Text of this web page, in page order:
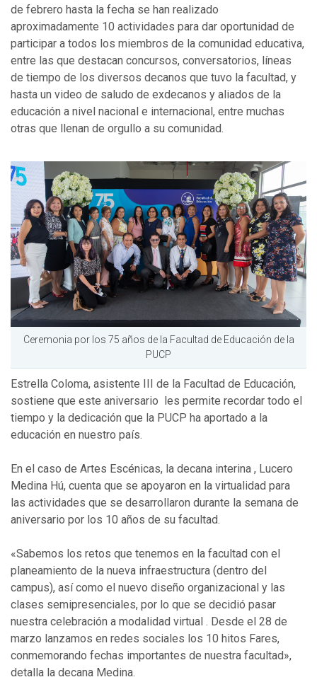
de febrero hasta la fecha se han realizado
aproximadamente 10 actividades para dar oportunidad de
participar a todos los miembros de la comunidad educativa,
entre las que destacan concursos, conversatorios, líneas
de tiempo de los diversos decanos que tuvo la facultad, y
hasta un video de saludo de exdecanos y aliados de la
educación a nivel nacional e internacional, entre muchas
otras que llenan de orgullo a su comunidad.
Ceremonia por los 75 años de la Facultad de Educación de la
PUCP
Estrella Coloma, asistente III de la Facultad de Educación,
sostiene que este aniversario les permite recordar todo el
tiempo y la dedicación que la PUCP ha aportado a la
educación en nuestro país.
En el caso de Artes Escénicas, la decana interina , Lucero
Medina Hú, cuenta que se apoyaron en la virtualidad para
las actividades que se desarrollaron durante la semana de
aniversario por los 10 años de su facultad.
«Sabemos los retos que tenemos en la facultad con el
planeamiento de la nueva infraestructura (dentro del
campus), así como el nuevo diseño organizacional y las
clases semipresenciales, por lo que se decidió pasar
nuestra celebración a modalidad virtual . Desde el 28 de
marzo lanzamos en redes sociales los 10 hitos Fares,
conmemorando fechas importantes de nuestra facultad»,
detalla la decana Medina.